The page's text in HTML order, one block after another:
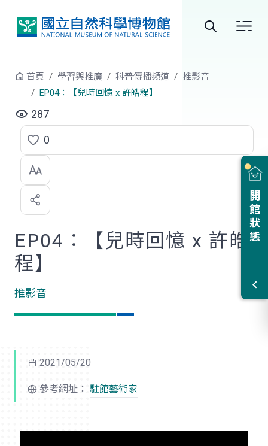
站
開館狀態
首頁 學習與推廣 科普傳播頻道
推影音
EP04：【兒時回憶 x 許皓程】
287
點
選
喜
歡
0
EP04：【兒時回憶 x 許皓
程】
推影音
2021/05/20
參考網址： 駐館藝術家